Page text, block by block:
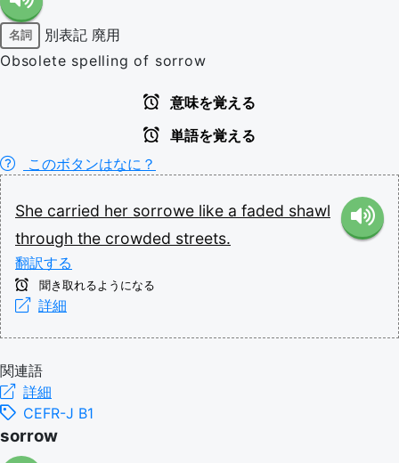
名詞 別表記 廃用
Obsolete spelling of sorrow
意味を覚える
単語を覚える
このボタンはなに？
She carried her sorrowe like a faded shawl
through the crowded streets.
翻訳する
聞き取れるようになる
詳細
関連語
詳細
CEFR-J B1
sorrow